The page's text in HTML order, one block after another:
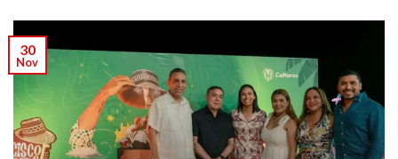
30
Nov